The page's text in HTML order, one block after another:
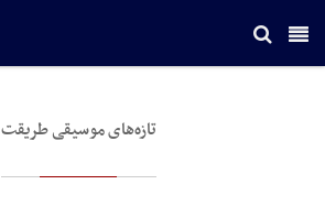
تازه‌های موسیقی طریقت